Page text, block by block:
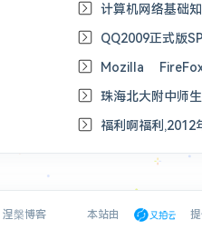
计算机网络基础
QQ2009正式版
Mozilla
福利啊福利,2012
涅槃博客 本站由 提